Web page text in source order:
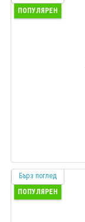
ПОПУЛЯРЕН
Бърз поглед
ПОПУЛЯРЕН